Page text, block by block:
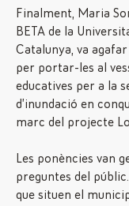
Finalment, Maria
BETA de la
Catalunya, va
per portar-les al
educatives per a la
d’inundació en
marc del projecte
Les ponències van
preguntes del
que situen el